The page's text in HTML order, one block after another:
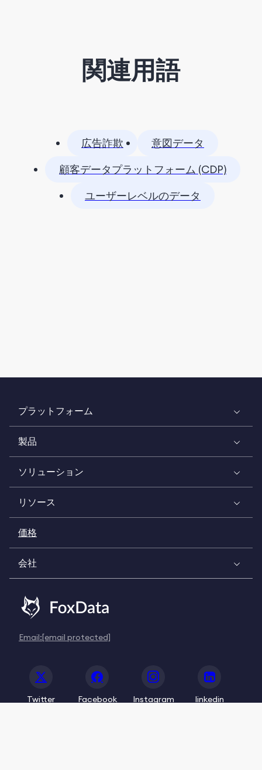
関連用語
広告詐欺
意図データ
顧客データプラットフォーム (CDP)
ユーザーレベルのデータ
プラットフォーム
製品
ソリューション
リソース
価格
会社
Email:[email protected]
Twitter Facebook Instagram linkedin